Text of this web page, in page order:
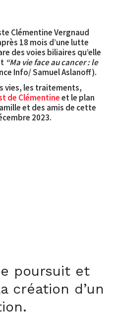
Clémentine Vergnaud
18 mois d’une lutte
des voies biliaires qu’elle
“Ma vie face au cancer : le
Info/ Samuel Aslanoff).
vies, les traitements,
de Clémentineet le plan
et des amis de cette
2023.
poursuit et
création d’un